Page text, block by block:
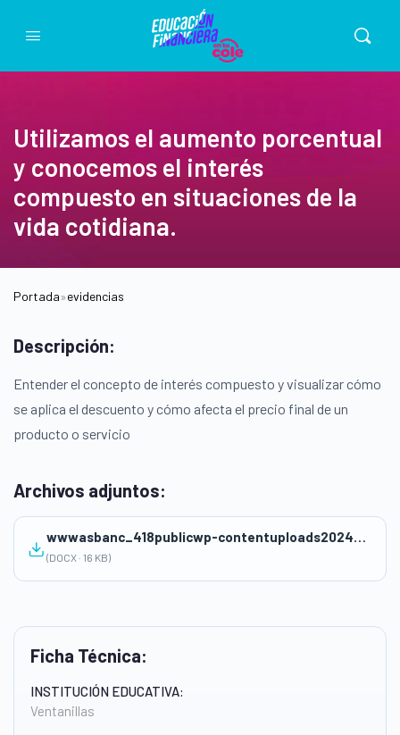
Utilizamos el aumento porcentual
y conocemos el interés
compuesto en situaciones de la
vida cotidiana.
Portada»evidencias
Ficha Técnica:
INSTITUCIÓN EDUCATIVA:
Ventanillas
Descripción:
Entender el concepto de interés compuesto y visualizar cómo
se aplica el descuento y cómo afecta el precio final de un
producto o servicio
Archivos adjuntos:
wwwasbanc_418publicwp-contentuploads202409Sesion-de-Aprendizaje-educacion-financiera-2024.docx
(DOCX · 16 KB)